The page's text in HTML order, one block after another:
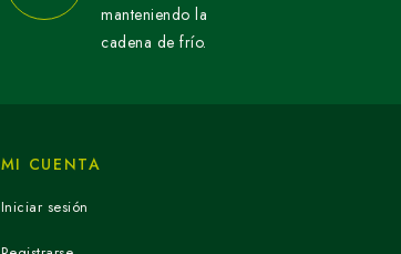
manteniendo la
cadena de frío.
MI CUENTA
Iniciar sesión